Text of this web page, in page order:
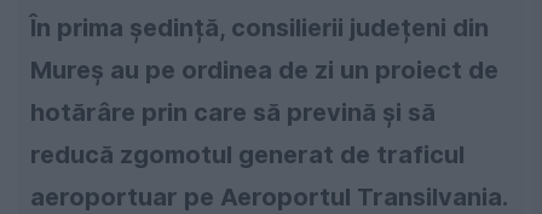
În prima ședință, consilierii județeni din
Mureș au pe ordinea de zi un proiect de
hotărâre prin care să prevină și să
reducă zgomotul generat de traficul
aeroportuar pe Aeroportul Transilvania.